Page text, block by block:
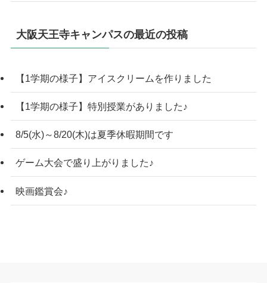
大阪天王寺キャンパスの最近の投稿
【1学期の様子】アイスクリームを作りました
【1学期の様子】特別授業がありました♪
8/5(水)～8/20(木)は夏季休暇期間です
ゲーム大会で盛り上がりました♪
映画鑑賞会♪